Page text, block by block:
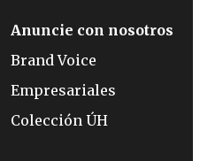
Anuncie con nosotros
Brand Voice
Empresariales
Colección ÚH